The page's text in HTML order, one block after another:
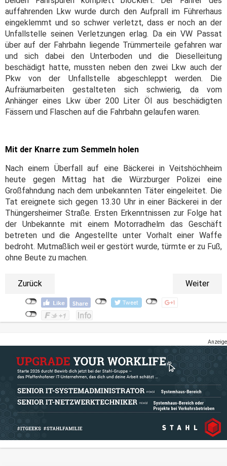
auffahrenden Lkw wurde durch den Aufprall im Führerhaus
eingeklemmt und so schwer verletzt, dass er noch an der
Unfallstelle seinen Verletzungen erlag. Da ein VW Passat
über auf der Fahrbahn liegende Trümmerteile gefahren war
und sich dabei den Unterboden und die Dieselleitung
beschädigt hatte, mussten neben den zwei Lkw auch der
Pkw von der Unfallstelle abgeschleppt werden. Die
Aufräumarbeiten gestalteten sich schwierig, da vom
Anhänger eines Lkw über 200 Liter Öl aus beschädigten
Fässern und Flaschen auf die Fahrbahn gelaufen waren.
Mit der Knarre zum Semmeln holen
Nach einem Überfall auf eine Bäckerei in Veitshöchheim
heute gegen Mittag hat die Würzburger Polizei eine
Großfahndung nach dem unbekannten Täter eingeleitet. Die
Tat ereignete sich gegen 13.30 Uhr in einer Bäckerei in der
Thüngersheimer Straße. Ersten Erkenntnissen zur Folge hat
der Unbekannte mit einem Motorradhelm das Geschäft
betreten und die Angestellte unter Vorhalt einer Waffe
bedroht. Mutmaßlich weil er gestört wurde, türmte er zu Fuß,
ohne Beute zu machen.
Zurück Weiter
Anzeige